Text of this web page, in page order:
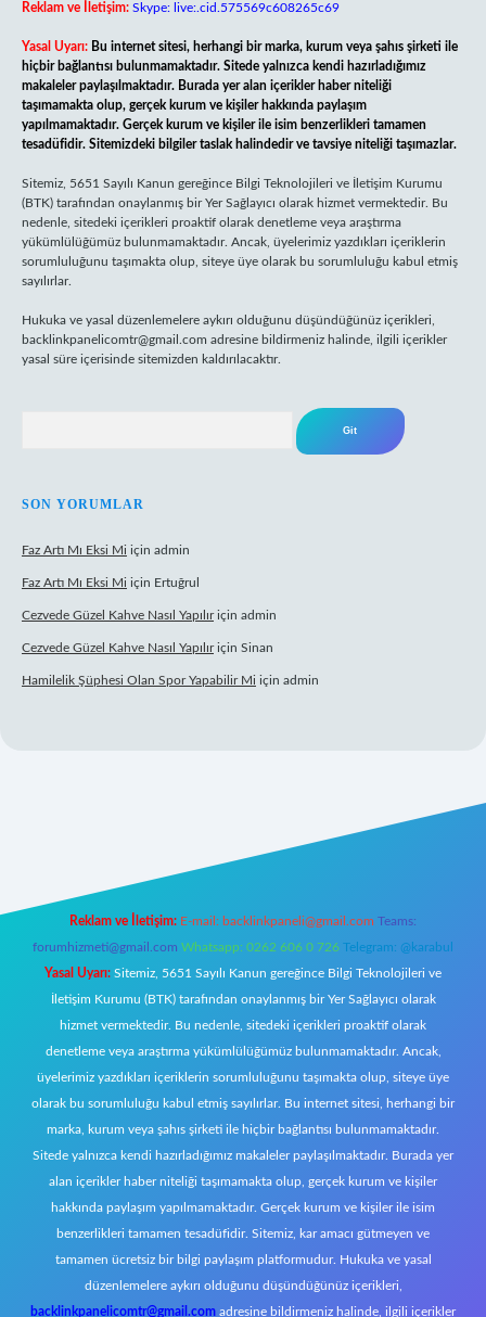
Reklam ve İletişim: Skype: live:.cid.575569c608265c69
Yasal Uyarı: Bu internet sitesi, herhangi bir marka, kurum veya şahıs şirketi ile
hiçbir bağlantısı bulunmamaktadır. Sitede yalnızca kendi hazırladığımız
makaleler paylaşılmaktadır. Burada yer alan içerikler haber niteliği
taşımamakta olup, gerçek kurum ve kişiler hakkında paylaşım
yapılmamaktadır. Gerçek kurum ve kişiler ile isim benzerlikleri tamamen
tesadüfidir. Sitemizdeki bilgiler taslak halindedir ve tavsiye niteliği taşımazlar.
Sitemiz, 5651 Sayılı Kanun gereğince Bilgi Teknolojileri ve İletişim Kurumu
(BTK) tarafından onaylanmış bir Yer Sağlayıcı olarak hizmet vermektedir. Bu
nedenle, sitedeki içerikleri proaktif olarak denetleme veya araştırma
yükümlülüğümüz bulunmamaktadır. Ancak, üyelerimiz yazdıkları içeriklerin
sorumluluğunu taşımakta olup, siteye üye olarak bu sorumluluğu kabul etmiş
sayılırlar.
Hukuka ve yasal düzenlemelere aykırı olduğunu düşündüğünüz içerikleri,
backlinkpanelicomtr@gmail.com adresine bildirmeniz halinde, ilgili içerikler
yasal süre içerisinde sitemizden kaldırılacaktır.
SON YORUMLAR
Faz Artı Mı Eksi Mi için admin
Faz Artı Mı Eksi Mi için Ertuğrul
Cezvede Güzel Kahve Nasıl Yapılıriçin admin
Cezvede Güzel Kahve Nasıl Yapılıriçin Sinan
Hamilelik Şüphesi Olan Spor Yapabilir Mi için admin
Reklam ve İletişim: E-mail: backlinkpaneli@gmail.com Teams:
forumhizmeti@gmail.com Whatsapp: 0262 606 0 726 Telegram: @karabul
Yasal Uyarı: Sitemiz, 5651 Sayılı Kanun gereğince Bilgi Teknolojileri ve
İletişim Kurumu (BTK) tarafından onaylanmış bir Yer Sağlayıcı olarak
hizmet vermektedir. Bu nedenle, sitedeki içerikleri proaktif olarak
denetleme veya araştırma yükümlülüğümüz bulunmamaktadır. Ancak,
üyelerimiz yazdıkları içeriklerin sorumluluğunu taşımakta olup, siteye üye
olarak bu sorumluluğu kabul etmiş sayılırlar. Bu internet sitesi, herhangi bir
marka, kurum veya şahıs şirketi ile hiçbir bağlantısı bulunmamaktadır.
Sitede yalnızca kendi hazırladığımız makaleler paylaşılmaktadır. Burada yer
alan içerikler haber niteliği taşımamakta olup, gerçek kurum ve kişiler
hakkında paylaşım yapılmamaktadır. Gerçek kurum ve kişiler ile isim
benzerlikleri tamamen tesadüfidir. Sitemiz, kar amacı gütmeyen ve
tamamen ücretsiz bir bilgi paylaşım platformudur. Hukuka ve yasal
düzenlemelere aykırı olduğunu düşündüğünüz içerikleri,
backlinkpanelicomtr@gmail.com adresine bildirmeniz halinde, ilgili içerikler